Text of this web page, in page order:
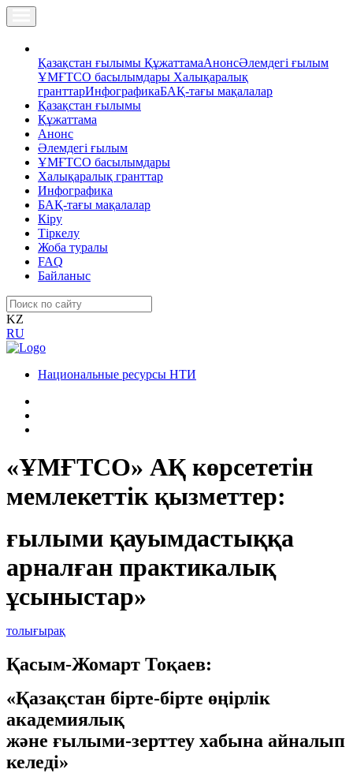
Қазақстан ғылымы ҚұжаттамаАнонсӘлемдегі ғылым
ҰМҒТСО басылымдары Халықаралық
гранттарИнфографикаБАҚ-тағы мақалалар
Қазақстан ғылымы
Құжаттама
Анонс
Әлемдегі ғылым
ҰМҒТСО басылымдары
Халықаралық гранттар
Инфографика
БАҚ-тағы мақалалар
Кіру
Тіркелу
Жоба туралы
FAQ
Байланыс
KZ
RU
Национальные ресурсы НТИ
«ҰМҒТСО» АҚ көрсететін
мемлекеттік қызметтер:
ғылыми қауымдастыққа
арналған практикалық
ұсыныстар»
толығырақ
Қасым-Жомарт Тоқаев:
«Қазақстан бірте-бірте өңірлік
академиялық
және ғылыми-зерттеу хабына айналып
келеді»